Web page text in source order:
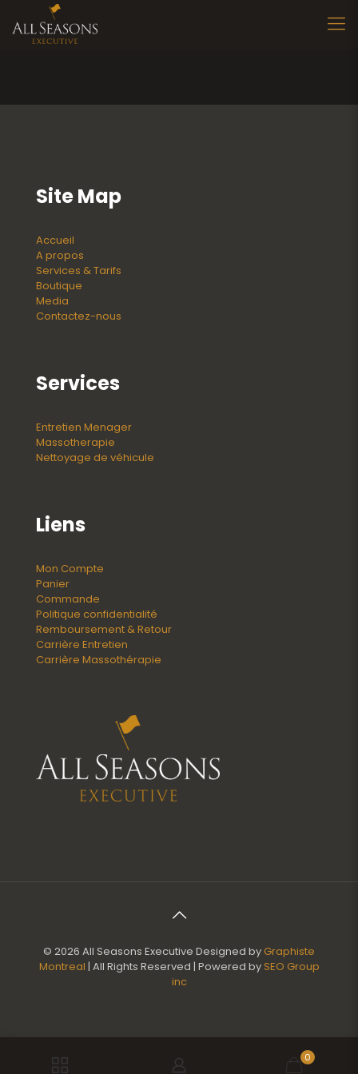
Site Map
Accueil
A propos
Services & Tarifs
Boutique
Media
Contactez-nous
Services
Entretien Menager
Massotherapie
Nettoyage de véhicule
Liens
Mon Compte
Panier
Commande
Politique confidentialité
Remboursement & Retour
Carrière Entretien
Carrière Massothérapie
© 2026 All Seasons Executive Designed by Graphiste
Montreal | All Rights Reserved | Powered by SEO Group
inc
0